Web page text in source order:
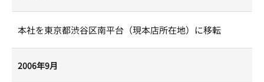
本社を東京都渋谷区南平台（現本店所在地）に移転
2006年9月